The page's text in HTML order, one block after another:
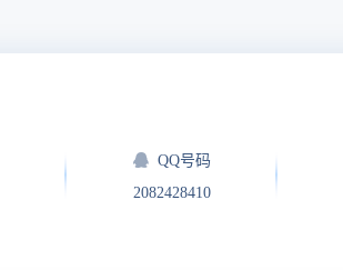
QQ号码
2082428410